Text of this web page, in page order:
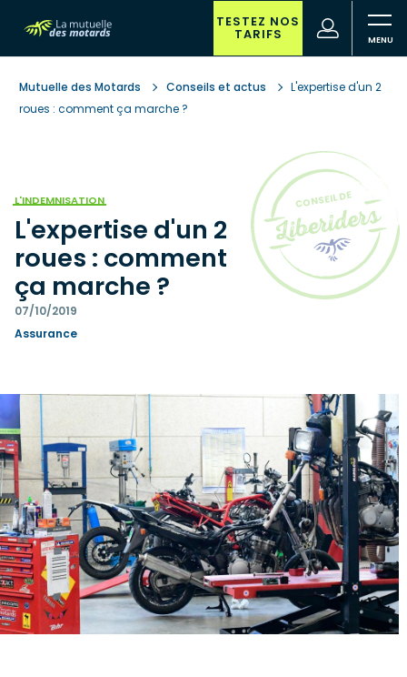
contenu
principal recherche
TESTEZ NOS
TARIFS
(nouvelle
fenêtre)
Mutuelle des Motards Conseils et actus
L'expertise d'un 2
roues : comment ça marche ?
L'INDEMNISATION
L'expertise d'un 2
roues : comment
ça marche ?
07/10/2019
Assurance